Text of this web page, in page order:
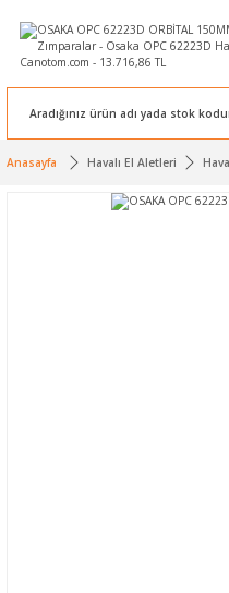
Anasayfa Havalı El Aletleri